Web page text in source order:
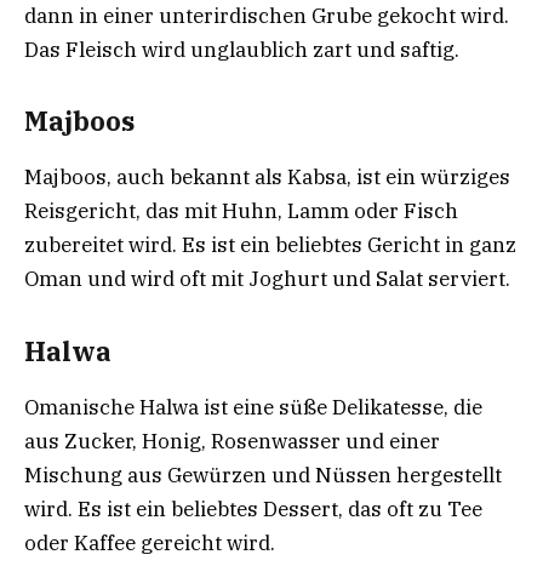
dann in einer unterirdischen Grube gekocht wird.
Das Fleisch wird unglaublich zart und saftig.
Majboos
Majboos, auch bekannt als Kabsa, ist ein würziges
Reisgericht, das mit Huhn, Lamm oder Fisch
zubereitet wird. Es ist ein beliebtes Gericht in ganz
Oman und wird oft mit Joghurt und Salat serviert.
Halwa
Omanische Halwa ist eine süße Delikatesse, die
aus Zucker, Honig, Rosenwasser und einer
Mischung aus Gewürzen und Nüssen hergestellt
wird. Es ist ein beliebtes Dessert, das oft zu Tee
oder Kaffee gereicht wird.